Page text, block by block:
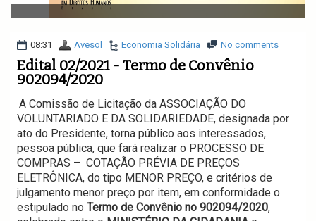
v
i
a
i
08:31 Avesol Economia Solidária No comments
Edital 02/2021 - Termo de Convênio
902094/2020
A Comissão de Licitação da ASSOCIAÇÃO DO
VOLUNTARIADO E DA SOLIDARIEDADE, designada por
ato do Presidente, torna público aos interessados,
pessoa pública, que fará realizar o PROCESSO DE
COMPRAS –  COTAÇÃO PRÉVIA DE PREÇOS
ELETRÔNICA, do tipo MENOR PREÇO, e critérios de
julgamento menor preço por item, em conformidade o
estipulado no Termo de Convênio no 902094/2020,